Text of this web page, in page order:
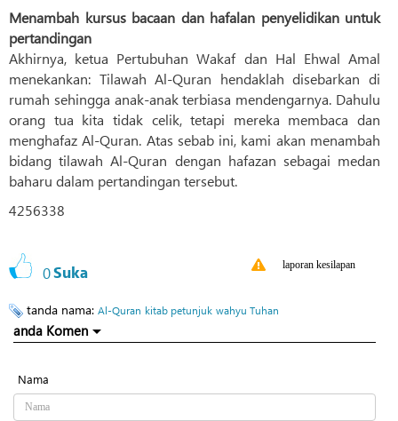
Menambah kursus bacaan dan hafalan penyelidikan untuk
pertandingan
Akhirnya, ketua Pertubuhan Wakaf dan Hal Ehwal Amal
menekankan: Tilawah Al-Quran hendaklah disebarkan di
rumah sehingga anak-anak terbiasa mendengarnya. Dahulu
orang tua kita tidak celik, tetapi mereka membaca dan
menghafaz Al-Quran. Atas sebab ini, kami akan menambah
bidang tilawah Al-Quran dengan hafazan sebagai medan
baharu dalam pertandingan tersebut.
4256338
0Suka laporan kesilapan
tanda nama: Al-Quran kitab petunjuk wahyu Tuhan
anda Komen
Nama